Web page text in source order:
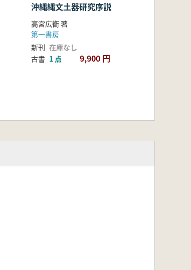
沖縄縄文土器研究序説
高宮広衛 著
第一書房
新刊 在庫なし
古書 1 点 9,900 円